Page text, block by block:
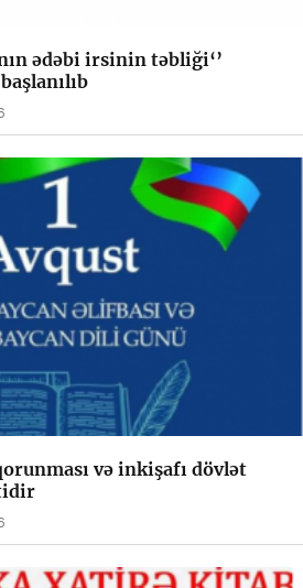
ədəbi irsinin təbliği‘’
və inkişafı dövlət